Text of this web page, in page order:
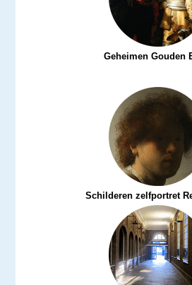
Geheimen Gouden
Schilderen zelfportret